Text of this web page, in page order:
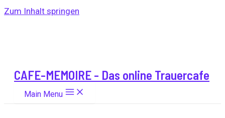
Zum Inhalt springen
CAFE-MEMOIRE - Das online Trauercafe
Main Menu